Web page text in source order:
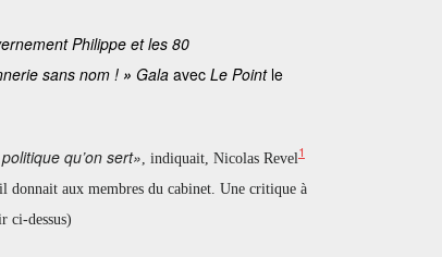
Philippe et les 80
sans nom ! » Gala avec Le Pointle
qu’on sert» , indiquait, Nicolas Revel 1
donnait aux membres du cabinet. Une critique à
ci-dessus)